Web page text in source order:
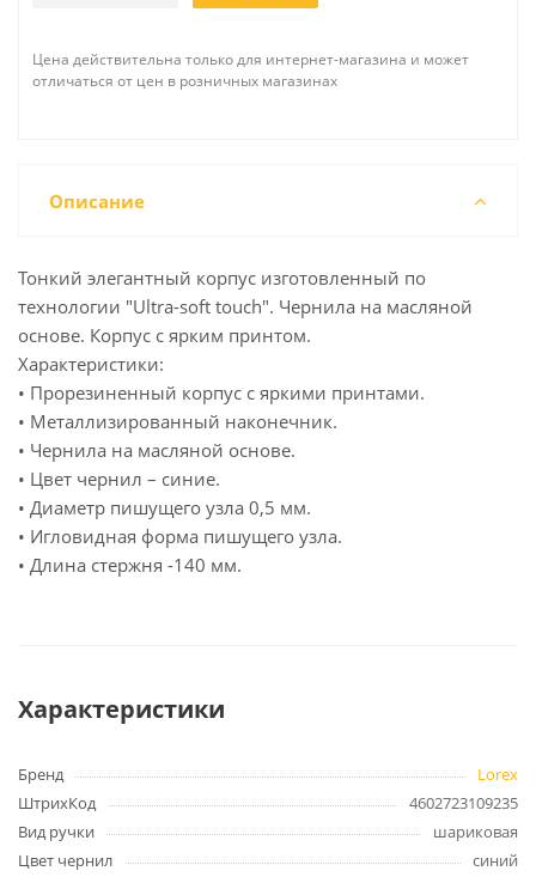
Цена действительна только для интернет-магазина и может
отличаться от цен в розничных магазинах
Описание
Тонкий элегантный корпус изготовленный по
технологии "Ultra-soft touch". Чернила на масляной
основе. Корпус с ярким принтом.
Характеристики:
• Прорезиненный корпус с яркими принтами.
• Металлизированный наконечник.
• Чернила на масляной основе.
• Цвет чернил – синие.
• Диаметр пишущего узла 0,5 мм.
• Игловидная форма пишущего узла.
• Длина стержня -140 мм.
Характеристики
Бренд
Lorex
ШтрихКод
4602723109235
Вид ручки
шариковая
Цвет чернил
синий